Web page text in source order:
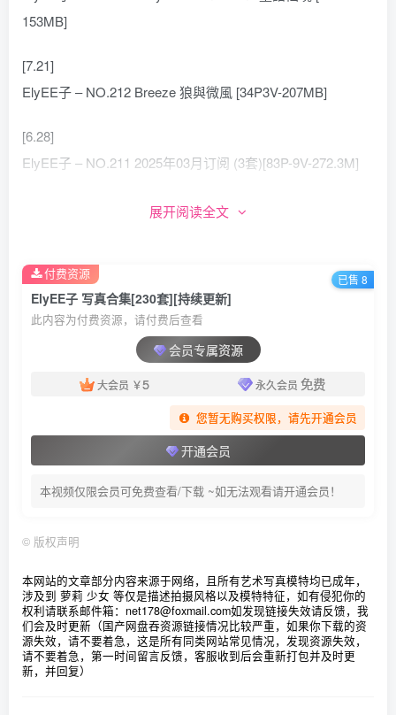
153MB]
[7.21]
ElyEE子 – NO.212 Breeze 狼與微風 [34P3V-207MB]
[6.28]
ElyEE子 – NO.211 2025年03月订阅 (3套)[83P-9V-272.3M]
[5.20]
ElyEE子 – NO.209 2025年04月订阅 (4套)[92P-9V-311.8M]
ElyEE子 – NO.208 2025年04月订阅 (4套)[92P-9V-311.9M]
ElyEE子 – NO.207 Afternoon Gathering [24P-34MB]
[4.21]
ElyEE子 – NO.205 Strawberry Picking Date [34P2V-128MB]
[4.18]
ElyEE子 – NO.204 Shirogane noel~Nun [27P13V-206MB]
展开阅读全文
ElyEE子 写真合集[230套][持续更新]
此内容为付费资源，请付费后查看
会员专属资源
大会员 ￥5 永久会员 免费
您暂无购买权限，请先开通会员
开通会员
本视频仅限会员可免费查看/下载 ~如无法观看请开通会员！
付费资源 已售 8
© 版权声明
本网站的文章部分内容来源于网络，且所有艺术写真模特均已成年，
涉及到 萝莉 少女 等仅是描述拍摄风格以及模特特征，如有侵犯你的
权利请联系邮件箱：net178@foxmail.com如发现链接失效请反馈，我
们会及时更新（国产网盘吞资源链接情况比较严重，如果你下载的资
源失效，请不要着急，这是所有同类网站常见情况，发现资源失效，
请不要着急，第一时间留言反馈，客服收到后会重新打包并及时更
新，并回复）